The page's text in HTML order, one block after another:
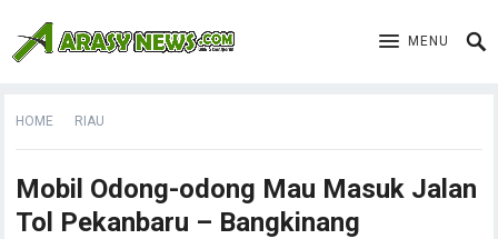
MENU
HOME RIAU
Mobil Odong-odong Mau Masuk Jalan
Tol Pekanbaru – Bangkinang